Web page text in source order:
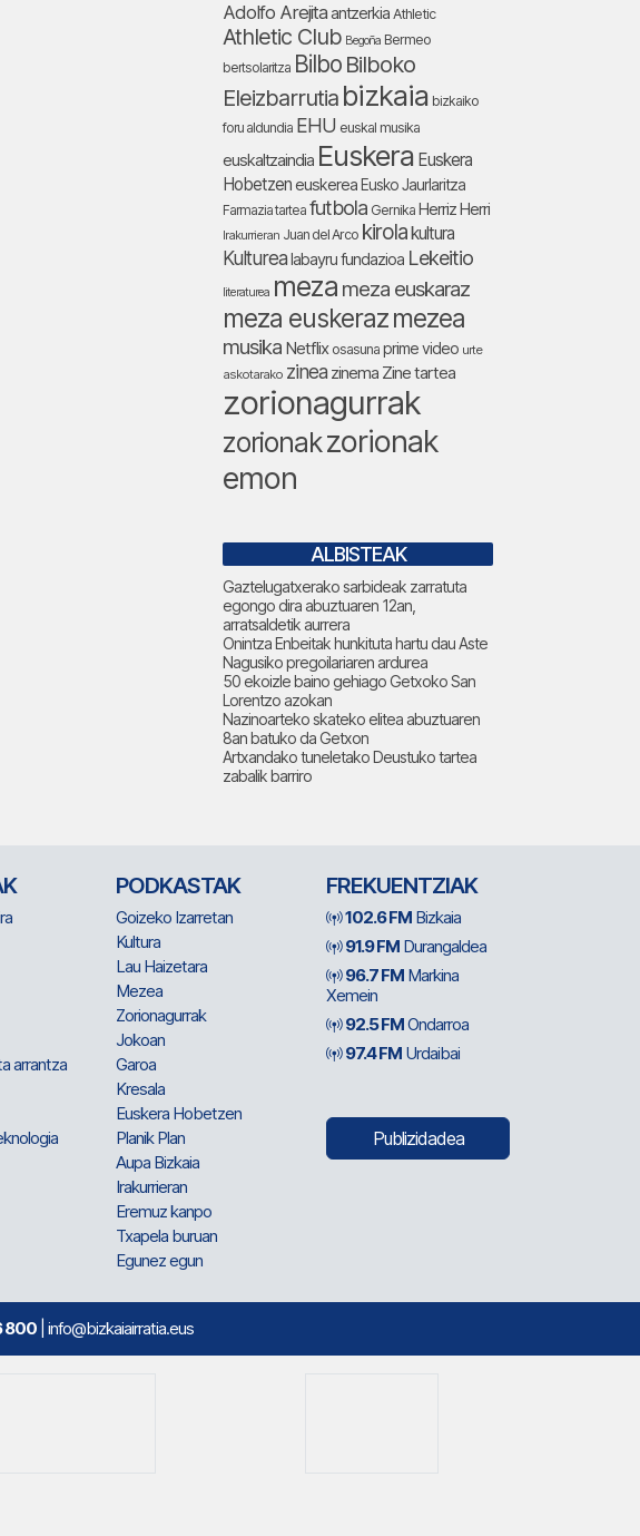
Adolfo Arejitaantzerkia Athletic
Athletic Club Begoña Bermeo
bertsolaritza Bilbo Bilboko
Eleizbarrutia bizkaia bizkaiko
foru aldundia EHU euskal musika
euskaltzaindia Euskera Euskera
Hobetzeneuskerea Eusko Jaurlaritza
Farmazia tartea futbola Gernika Herriz Herri
Irakurrieran Juan del Arco kirola kultura
Kulturealabayru fundazioa Lekeitio
literaturea meza meza euskaraz
meza euskerazmezea
musika Netflix osasuna prime video urte
askotarako zinea zinema Zine tartea
zorionagurrak
zorionakzorionak
emon
ALBISTEAK
Gaztelugatxerako sarbideak zarratuta
egongo dira abuztuaren 12an,
arratsaldetik aurrera
Onintza Enbeitak hunkituta hartu dau Aste
Nagusiko pregoilariaren ardurea
50 ekoizle baino gehiago Getxoko San
Lorentzo azokan
Nazinoarteko skateko elitea abuztuaren
8an batuko da Getxon
Artxandako tuneletako Deustuko tartea
zabalik barriro
arrantza
PODKASTAK
Goizeko Izarretan
Kultura
Lau Haizetara
Mezea
Zorionagurrak
Jokoan
Garoa
Kresala
Euskera Hobetzen
Planik Plan
Aupa Bizkaia
Irakurrieran
Eremuz kanpo
Txapela buruan
Egunez egun
FREKUENTZIAK
102.6 FM Bizkaia
91.9 FM Durangaldea
96.7 FM Markina
Xemein
92.5 FMOndarroa
97.4 FM Urdaibai
Publizidadea
800 | info@bizkaiairratia.eus